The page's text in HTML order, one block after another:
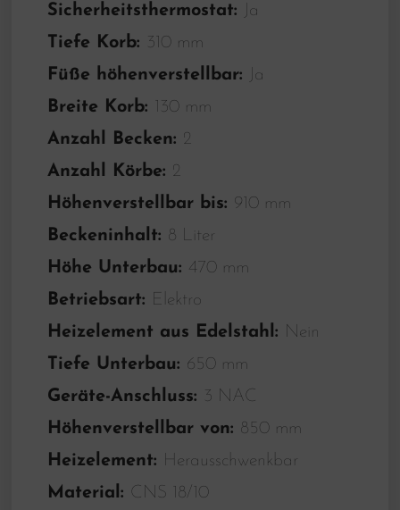
Sicherheitsthermostat:
Ja
Tiefe Korb: 310 mm
Füße höhenverstellbar:
Ja
Breite Korb: 130 mm
Anzahl Becken: 2
Anzahl Körbe: 2
Höhenverstellbar bis: 910 mm
Beckeninhalt: 8 Liter
Höhe Unterbau: 470 mm
Betriebsart: Elektro
Heizelement aus Edelstahl: Nein
Tiefe Unterbau: 650 mm
Geräte-Anschluss: 3 NAC
Höhenverstellbar von: 850 mm
Heizelement: Herausschwenkbar
Material: CNS 18/10